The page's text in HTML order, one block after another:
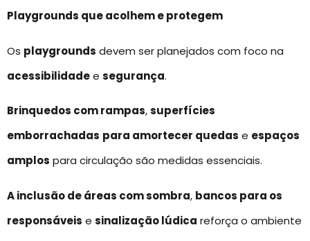
Playgrounds que acolhem e protegem
Os playgrounds devem ser planejados com foco na
acessibilidadee segurança.
Brinquedos com rampas,superfícies
emborrachadas para amortecer quedas e espaços
amplos para circulação são medidas essenciais.
A inclusão de áreas com sombra, bancos para os
responsáveis e sinalização lúdica reforça o ambiente